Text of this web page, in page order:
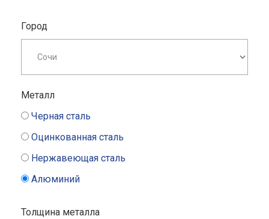
Город
Металл
Черная сталь
Оцинкованная сталь
Нержавеющая сталь
Алюминий
Толщина металла